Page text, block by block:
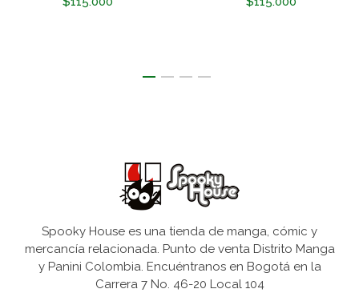
Spooky House es una tienda de manga, cómic y
mercancía relacionada. Punto de venta Distrito Manga
y Panini Colombia. Encuéntranos en Bogotá en la
Carrera 7 No. 46-20 Local 104